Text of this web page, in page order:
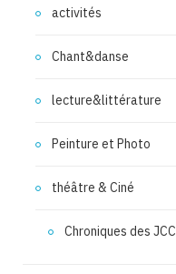
activités
Chant&danse
lecture&littérature
Peinture et Photo
théâtre & Ciné
Chroniques des JCC